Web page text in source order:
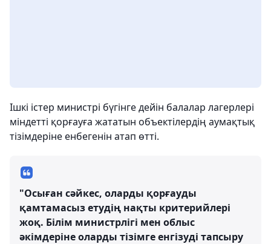
Ішкі істер министрі бүгінге дейін балалар лагерлері
міндетті қорғауға жататын объектілердің аумақтық
тізімдеріне енбегенін атап өтті.
"Осыған сәйкес, оларды қорғауды
қамтамасыз етудің нақты критерийлері
жоқ. Білім министрлігі мен облыс
әкімдеріне оларды тізімге енгізуді тапсыру